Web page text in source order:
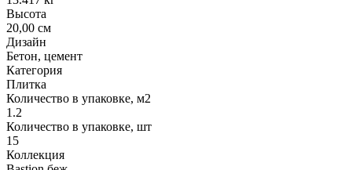
Высота
20,00 см
Дизайн
Бетон, цемент
Категория
Плитка
Количество в упаковке, м2
1.2
Количество в упаковке, шт
15
Коллекция